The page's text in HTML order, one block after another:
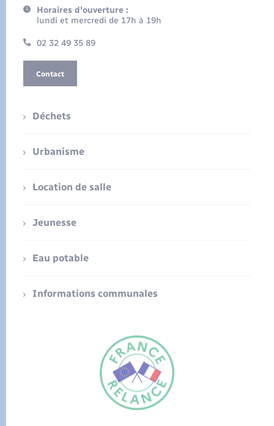
Horaires d'ouverture :
lundi et mercredi de 17h à 19h
02 32 49 35 89
Contact
Déchets
Urbanisme
Location de salle
Jeunesse
Eau potable
Informations communales